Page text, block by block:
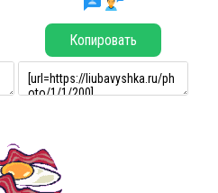
Копировать